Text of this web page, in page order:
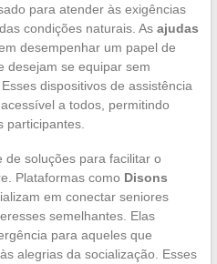
para atender às exigências
condições naturais. As ajudas
desempenhar um papel de
desejam se equipar sem
dispositivos de assistência
a todos, permitindo
participantes.
de soluções para facilitar o
Plataformas como Disons
em conectar seniores
semelhantes. Elas
para aqueles que
alegrias da socialização. Esses